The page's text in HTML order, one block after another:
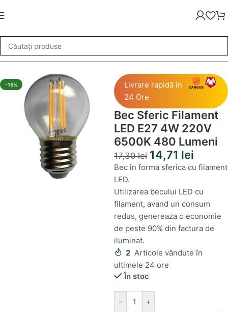
»Bec Sferic Filament LED E27 4W 220V 6500K 480 Lumeni
-15%
Livrare rapidă în
24 Ore
Bec Sferic Filament
LED E27 4W 220V
6500K 480 Lumeni
17,30lei 14,71 lei
Bec in forma sferica cu filament
LED.
Utilizarea becului LED cu
filament, avand un consum
redus, genereaza o economie
de peste 90% din factura de
iluminat.
2 Articole vândute în
ultimele 24 ore
În stoc
- +